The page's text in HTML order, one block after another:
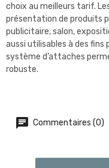
choix au meilleurs tarif.
présentation de produits
publicitaire, salon,
aussi utilisables à des fins
système d’attaches
robuste.
Commentaires (0)